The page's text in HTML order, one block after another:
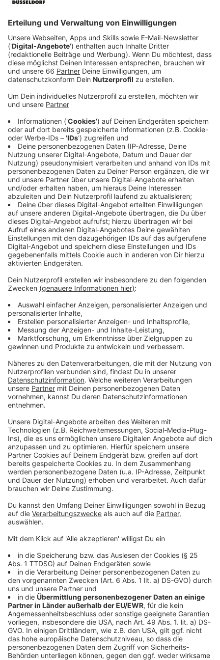
Anzeige
Doch das Wetter verschlechtert sich und nachdem sie
im Nebel eine Brücke überquert haben, landen sie
plötzlich in einer magischen Stadt, in der sämtliche
Bewohner wie in einem Musicalfilm der 1940er Jahre
leben. Und wenn das nicht schon skurril genug ist,
erkennen die Beiden bald, dass sie diese Stadt nicht
so schnell verlassen können.
Streaming-Dienst:Apple TV+
Anzeige
Wir benötigen Ihre
Zustimmung, um den YouTube
Video-Service zu laden!
Drittanbieters, um Videoinhalte
Daten zu Ihren Aktivitäten
sammeln. Bitte lesen Sie die
Details durch und stimmen Sie der
Nutzung des Service zu, um dieses
Mehr Informationen
Akzeptieren
powered byUsercentrics Consent
Management Platform
Melissa und Josh können Schmigadoon nur verlassen,
wenn sie zuvor die wahre Liebe gefunden haben. Sollte
das Melissa und Josh gelingen?
Anzeige
© Copyright: Apple TV+
In Schmigadoon wird sehr viel gesungen...
Anzeige
©Copyright: Apple TV+
... und noch mehr getanzt!
Anzeige
Anzeige